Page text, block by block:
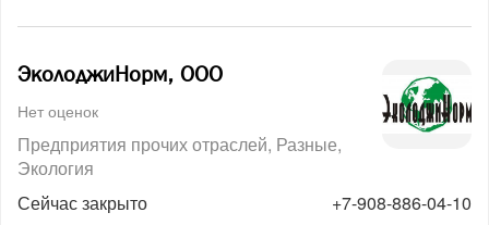
ЭколоджиНорм, ООО
Нет оценок
Предприятия прочих отраслей Разные
Экология
Сейчас закрыто
+7-908-886-04-10